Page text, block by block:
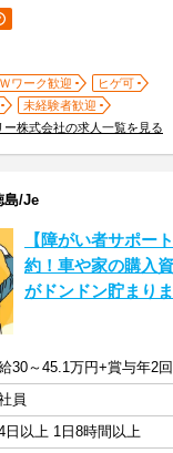
ワーク歓迎
ヒゲ可
未経験者歓迎
ー株式会社の求人一覧を見る
島/Je
【障がい者サポー
約！車や家の購入
がドンドン貯まり
員
日以上 1日8時間以上